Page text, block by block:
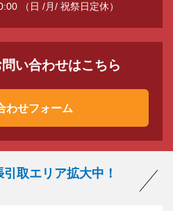
（日 /月/ 祝祭日定休）
い合わせはこちら
わせフォーム
引取エリア拡大中！